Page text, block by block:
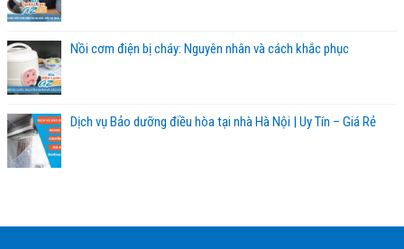
Nồi cơm điện bị cháy: Nguyên nhân và cách khắc phục
Dịch vụ Bảo dưỡng điều hòa tại nhà Hà Nội | Uy Tín – Giá Rẻ